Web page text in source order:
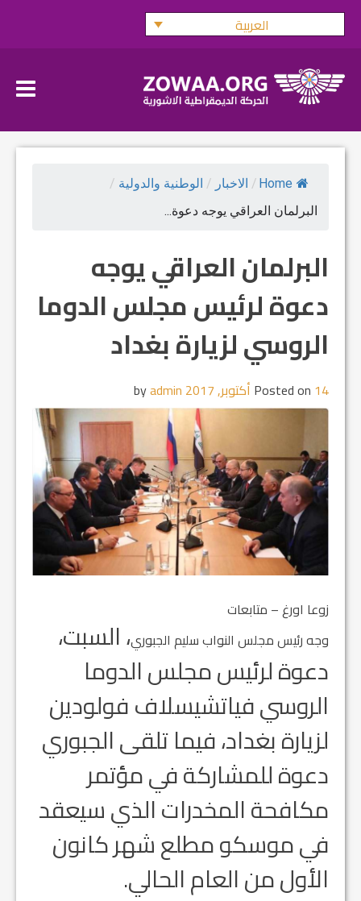
Skip
العربية
Home
/ الاخبار / الوطنية والدولية /
البرلمان العراقي يوجه دعوة...
البرلمان العراقي يوجه
دعوة لرئيس مجلس الدوما
الروسي لزيارة بغداد
Posted on 14 أكتوبر, 2017 admin
زوعا اورغ – متابعات
وجه رئيس مجلس النواب سليم الجبوري، السبت،
دعوة لرئيس مجلس الدوما
الروسي فياتشيسلاف فولودين
لزيارة بغداد، فيما تلقى الجبوري
دعوة للمشاركة في مؤتمر
مكافحة المخدرات الذي سيعقد
في موسكومطلع شهر كانون
الأول من العام الحالي.